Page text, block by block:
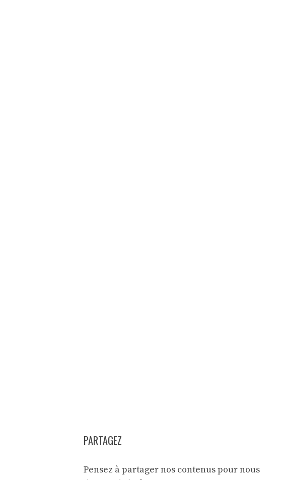
PARTAGEZ
Pensez à partager nos contenus pour nous